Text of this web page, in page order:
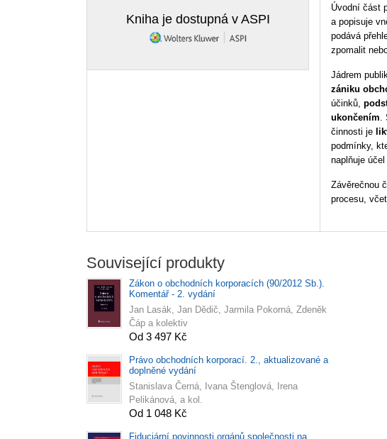
Kniha je dostupná v ASPI
Úvodní část
a popisuje
podává
zpomalit
Jádrem
zániku
účinků,
ukončením.
činnosti je
podmínky,
naplňuje
Závěrečnou
procesu,
Související produkty
Zákon o obchodních korporacích (90/2012 Sb.).
Komentář - 2. vydání
Jan Lasák, Jan Dědič, Jarmila Pokorná, Zdeněk
Čáp a kolektiv
Od 3 497 Kč
Právo obchodních korporací. 2., aktualizované a
doplněné vydání
Stanislava Černá, Ivana Štenglová, Irena
Pelikánová, a kol.
Od 1 048 Kč
Fiduciární povinnosti orgánů společnosti na